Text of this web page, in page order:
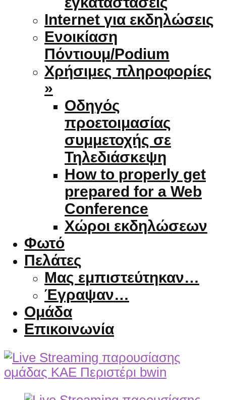
Internet για εκδηλώσεις
Ενοικίαση
Πόντιουμ/Podium
Χρήσιμες πληροφορίες
»
Οδηγός
προετοιμασίας
συμμετοχής σε
Τηλεδιάσκεψη
How to properly get
prepared for a Web
Conference
Χώροι εκδηλώσεων
Φωτό
Πελάτες
Μας εμπιστεύτηκαν…
Έγραψαν…
Ομάδα
Επικοινωνία